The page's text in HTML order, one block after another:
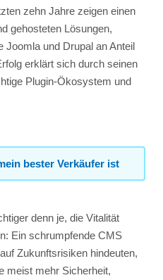
zehn Jahre zeigen einen
gehosteten Lösungen,
Joomla und Drupal an Anteil
erklärt sich durch seinen
Plugin-Ökosystem und
bester Verkäufer ist
denn je, die Vitalität
Ein schrumpfende CMS
Zukunftsrisiken hindeuten,
meist mehr Sicherheit,